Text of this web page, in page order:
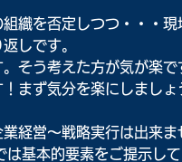
織を否定しつつ・・・
しです。
そう考えた方が気が楽で
まず気分を楽にしましょ
経営～戦略実行は出来ま
基本的要素をご提示し